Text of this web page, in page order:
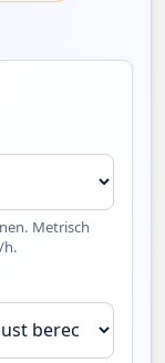
Metrisch
h.